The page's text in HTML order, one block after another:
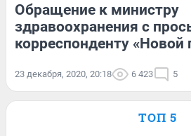
Обращение к министру
здравоохранения с
корреспонденту «Новой
23 декабря, 2020, 20:18 6 423 5
ТОП 5